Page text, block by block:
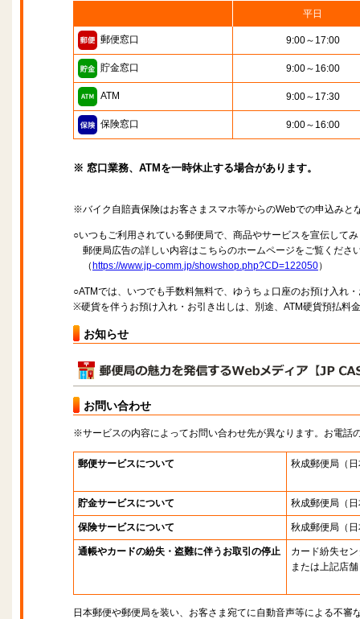
平日
郵便窓口 9:00～17:00
貯金窓口 9:00～16:00
ATM 9:00～17:30
保険窓口 9:00～16:00
※ 窓口業務、ATMを一時休止する場合があります。
※バイク自賠責保険はお客さまスマホ等からのWebでの申込みと
○いつもご利用されている郵便局で、商品やサービスを宣伝して
郵便局広告の詳しい内容はこちらのホームページをご覧くださ
（ https://www.jp-comm.jp/showshop.php?CD=122050）
○ATMでは、いつでも手数料無料で、ゆうちょ口座のお預け入れ
※硬貨を伴うお預け入れ・お引き出しは、別途、ATM硬貨預払料
お知らせ
お問い合わせ
※サービスの内容によってお問い合わせ先が異なります。お電話
郵便サービスについて 秋成郵便局 （
貯金サービスについて 秋成郵便局 （
保険サービスについて 秋成郵便局 （
通帳やカードの紛失・盗難に伴うお取引の停止
カード紛失セ
または上記店舗
日本郵便や郵便局を装い、お客さま宛てに自動音声等による不審